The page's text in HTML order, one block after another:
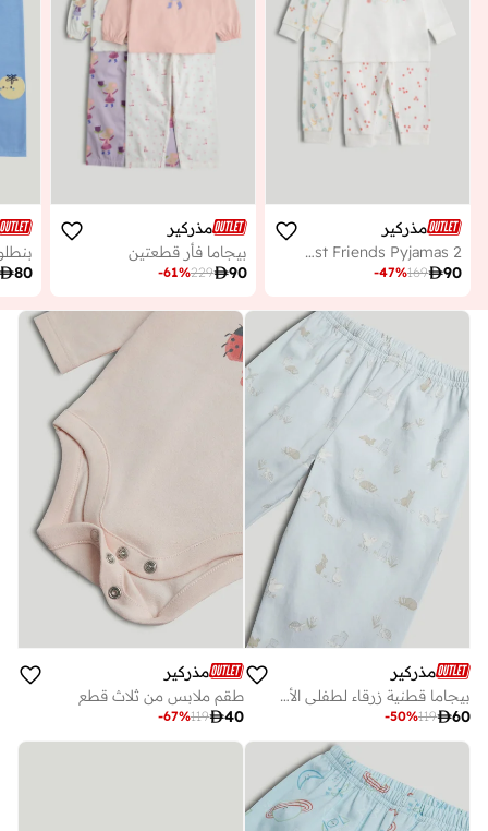
مذركير
2 Pack Breakfast Friends Pyjamas
90
169
-47%
مذركير
بيجاما فأر قطعتين
90
229
-61%
80
مذركير
بيجاما قطنية زرقاء لطفلي الأول
60
119
-50%
مذركير
طقم ملابس من ثلاث قطع
40
119
-67%